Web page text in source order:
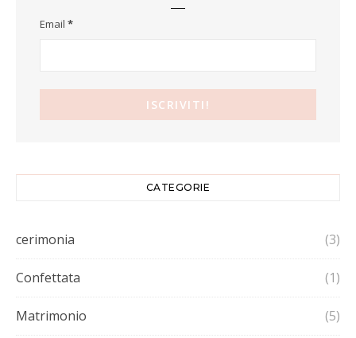
Email *
CATEGORIE
cerimonia (3)
Confettata (1)
Matrimonio (5)